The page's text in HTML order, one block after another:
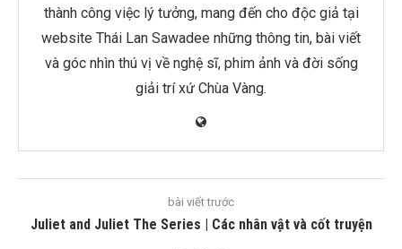
thành công việc lý tưởng, mang đến cho độc giả tại
website Thái Lan Sawadee những thông tin, bài viết
và góc nhìn thú vị về nghệ sĩ, phim ảnh và đời sống
giải trí xứ Chùa Vàng.
bài viết trước
Juliet and Juliet The Series | Các nhân vật và cốt truyện